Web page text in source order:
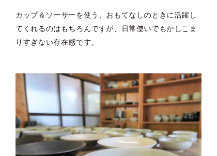
カップ＆ソーサーを使う、おもてなしのときに活躍し
てくれるのはもちろんですが、日常使いでもかしこま
りすぎない存在感です。